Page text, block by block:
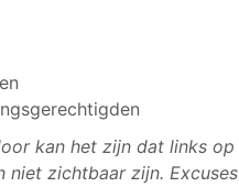
kan het zijn dat links op
niet zichtbaar zijn. Excuses